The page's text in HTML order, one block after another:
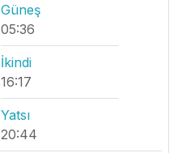
Güneş
05:36
İkindi
16:17
Yatsı
20:44